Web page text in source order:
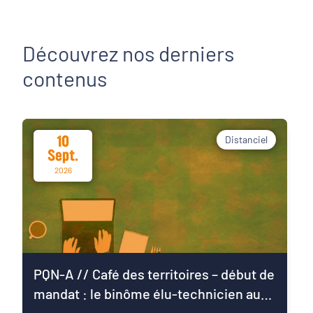
Découvrez nos derniers
contenus
10
Sept.
2026
Distanciel
PQN-A // Café des territoires – début de
mandat : le binôme élu-technicien au